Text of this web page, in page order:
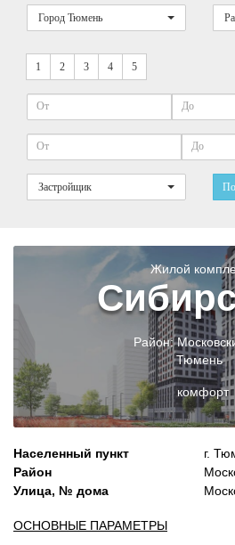
Город Тюмень
1 2 3 4 5
Застройщик
Жилой
Район:
Тюмень
комфорт
Населенный пункт
Район
Улица, № дома
ОСНОВНЫЕ ПАРАМЕТРЫ
г.